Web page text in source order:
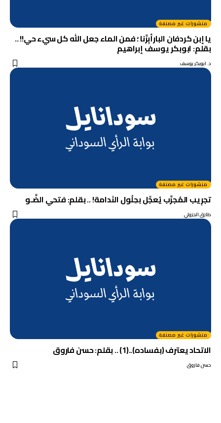
منشورات غير مصنفة
يا إبن كردفان البارأبِرَّنا ؛ فمن الماء جعل الله كل سيء حي!! ..
بقلم: ابوبكر يوسف إبراهيم
د. ابوبكر يوسف
منشورات غير مصنفة
تجرِيب المُجرَّب يُعجِّل بحِلُول النَدامة! .. بقلم: فتحي الضَّـو
طارق الجزولي
منشورات غير مصنفة
الاتحاد يعترف (بفساده)..(1) .. بقلم: حسن فاروق
حسن فاروق